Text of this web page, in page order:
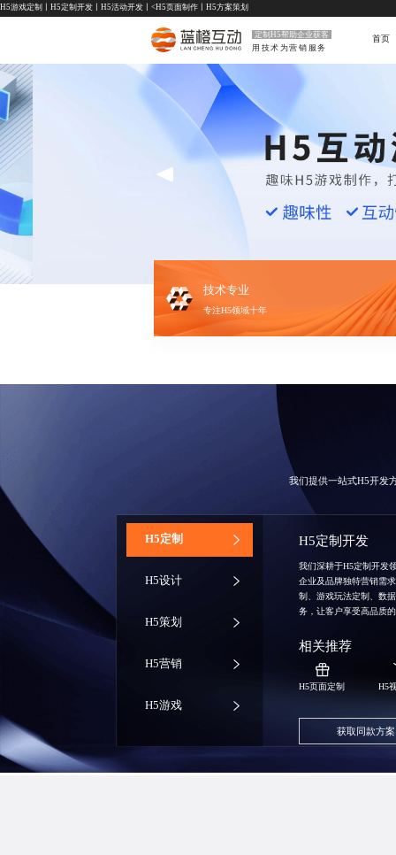
H5游戏定制 H5定制开发 H5活动开发 丨<H5页面制作 H5方案策划
定制H5帮助企业获客
用技术为营销服务
首页
技术专业
专注H5领域十年
我们提供一站式H5开发
‌H5定制
H5设计
H5策划
H5营销
H5游戏
H5定制开发
我们深耕于H5定制开发
企业及品牌独特营销需
制、游戏玩法定制、数
务，让客户享受高品质
相关推荐
H5页面定制 H5
获取同款方案